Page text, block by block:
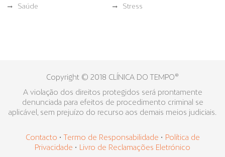
Saúde Stress
Copyright © 2018 CLÍNICA DO TEMPO®
A violação dos direitos protegidos será prontamente
denunciada para efeitos de procedimento criminal se
aplicável, sem prejuízo do recurso aos demais meios judiciais.
Contacto • Termo de Responsabilidade • Política de
Privacidade • Livro de Reclamações Eletrónico